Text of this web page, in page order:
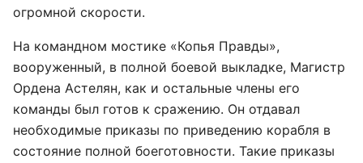
огромной скорости.
На командном мостике «Копья Правды»,
вооруженный, в полной боевой выкладке, Магистр
Ордена Астелян, как и остальные члены его
команды был готов к сражению. Он отдавал
необходимые приказы по приведению корабля в
состояние полной боеготовности. Такие приказы